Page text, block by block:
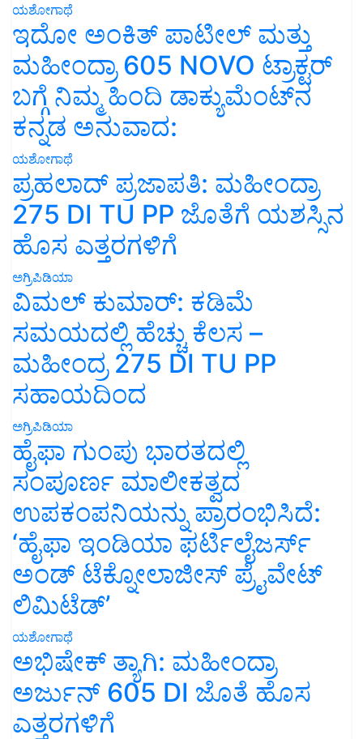
ಯಶೋಗಾಥೆ
ಇದೋ ಅಂಕಿತ್ ಪಾಟೀಲ್ ಮತ್ತು
ಮಹೀಂದ್ರಾ 605 NOVO ಟ್ರಾಕ್ಟರ್
ಬಗ್ಗೆ ನಿಮ್ಮ ಹಿಂದಿ ಡಾಕ್ಯುಮೆಂಟ್‌ನ
ಕನ್ನಡ ಅನುವಾದ:
ಯಶೋಗಾಥೆ
ಪ್ರಹಲಾದ್ ಪ್ರಜಾಪತಿ: ಮಹೀಂದ್ರಾ
275 DI TU PP ಜೊತೆಗೆ ಯಶಸ್ಸಿನ
ಹೊಸ ಎತ್ತರಗಳಿಗೆ
ಅಗ್ರಿಪಿಡಿಯಾ
ವಿಮಲ್ ಕುಮಾರ್: ಕಡಿಮೆ
ಸಮಯದಲ್ಲಿ ಹೆಚ್ಚು ಕೆಲಸ –
ಮಹೀಂದ್ರ 275 DI TU PP
ಸಹಾಯದಿಂದ
ಅಗ್ರಿಪಿಡಿಯಾ
ಹೈಫಾ ಗುಂಪು ಭಾರತದಲ್ಲಿ
ಸಂಪೂರ್ಣ ಮಾಲೀಕತ್ವದ
ಉಪಕಂಪನಿಯನ್ನು ಪ್ರಾರಂಭಿಸಿದೆ:
‘ಹೈಫಾ ಇಂಡಿಯಾ ಫರ್ಟಿಲೈಜರ್ಸ್
ಅಂಡ್ ಟೆಕ್ನೋಲಾಜೀಸ್ ಪ್ರೈವೇಟ್
ಲಿಮಿಟೆಡ್’
ಯಶೋಗಾಥೆ
ಅಭಿಷೇಕ್ ತ್ಯಾಗಿ: ಮಹೀಂದ್ರಾ
ಅರ್ಜುನ್ 605 DI ಜೊತೆ ಹೊಸ
ಎತ್ತರಗಳಿಗೆ